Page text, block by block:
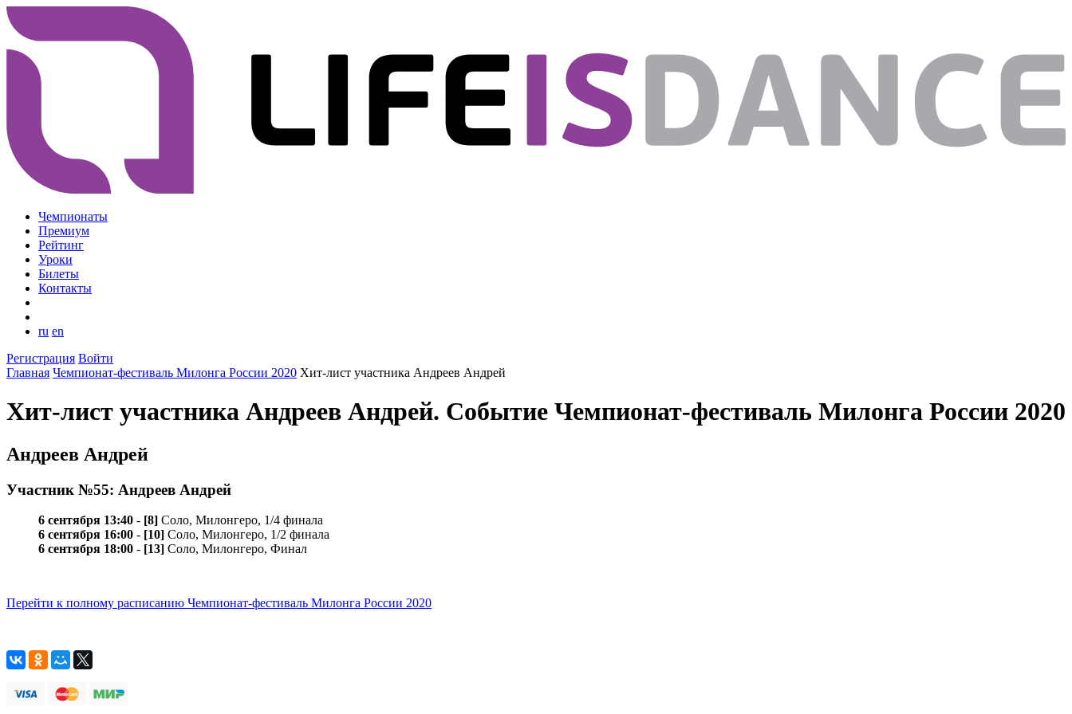
Чемпионаты
Премиум
Рейтинг
Уроки
Билеты
Контакты
ru en
Регистрация Войти
Главная Чемпионат-фестиваль Милонга России 2020 Хит-лист участника Андреев Андрей
Хит-лист участника Андреев Андрей. Событие Чемпионат-фестиваль Милонга России 2020
Андреев Андрей
Участник №55: Андреев Андрей
6 сентября 13:40 - [8] Соло, Милонгеро, 1/4 финала
6 сентября 16:00 - [10] Соло, Милонгеро, 1/2 финала
6 сентября 18:00 - [13] Соло, Милонгеро, Финал
Перейти к полному расписанию Чемпионат-фестиваль Милонга России 2020